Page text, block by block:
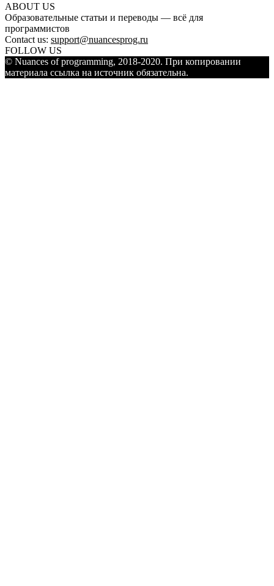
ABOUT US
Образовательные статьи и переводы — всё для
программистов
Contact us: support@nuancesprog.ru
FOLLOW US
© Nuances of programming, 2018-2020. При копировании
материала ссылка на источник обязательна.